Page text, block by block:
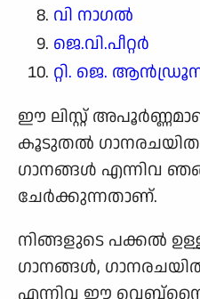
വി നാഗല്‍
ജെ.വി.പീറ്റർ
റ്റി. ജെ.
ഈ ലിസ്റ്റ്
കൂടുതല്‍
ഗാനങ്ങള്‍ എന്നിവ
ചേര്‍ക്കുന്നതാണ്.
നിങ്ങളുടെ പക്കല്‍
ഗാനങ്ങള്‍,
എന്നിവ ഈ